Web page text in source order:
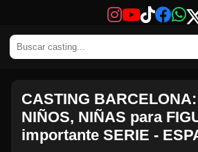
CASTING
NIÑOS, NIÑAS para
importante SERIE -